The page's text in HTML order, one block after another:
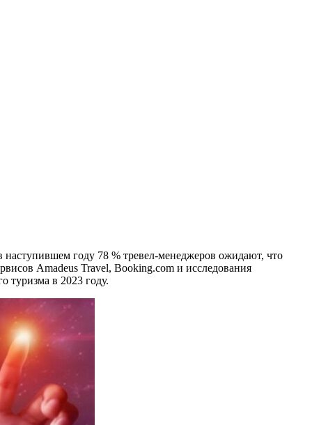
наступившем году 78 % тревел-менеджеров ожидают, что
Amadeus Travel, Booking.com и исследования
туризма в 2023 году.